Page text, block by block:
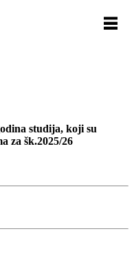
studija, koji su
za šk.2025/26